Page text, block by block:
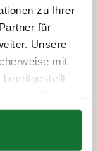
zu Ihrer
für
Unsere
mit